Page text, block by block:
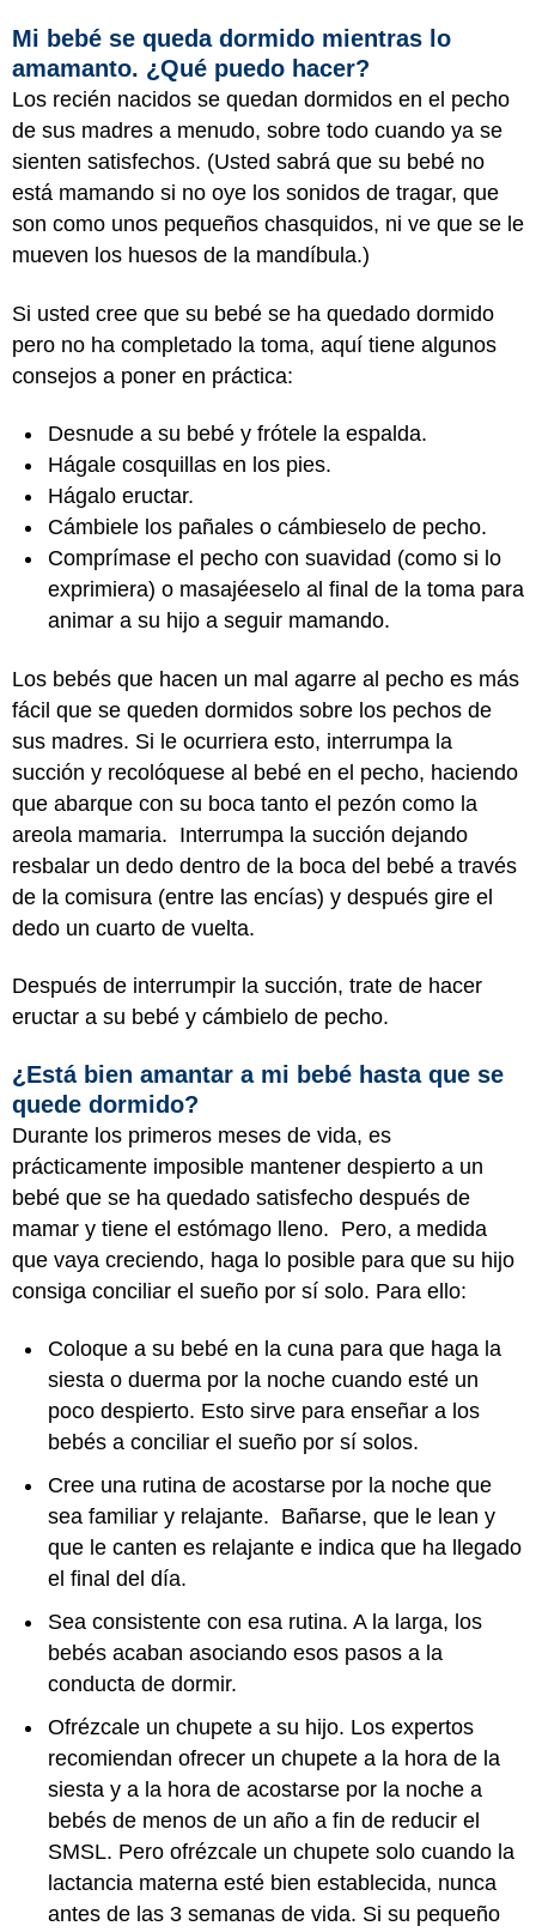
Mi bebé se queda dormido mientras lo
amamanto. ¿Qué puedo hacer?
Los recién nacidos se quedan dormidos en el pecho
de sus madres a menudo, sobre todo cuando ya se
sienten satisfechos. (Usted sabrá que su bebé no
está mamando si no oye los sonidos de tragar, que
son como unos pequeños chasquidos, ni ve que se le
mueven los huesos de la mandíbula.)
Si usted cree que su bebé se ha quedado dormido
pero no ha completado la toma, aquí tiene algunos
consejos a poner en práctica:
Desnude a su bebé y frótele la espalda.
Hágale cosquillas en los pies.
Hágalo eructar.
Cámbiele los pañales o cámbieselo de pecho.
Comprímase el pecho con suavidad (como si lo
exprimiera) o masajéeselo al final de la toma para
animar a su hijo a seguir mamando.
Los bebés que hacen un mal agarre al pecho es más
fácil que se queden dormidos sobre los pechos de
sus madres. Si le ocurriera esto, interrumpa la
succión y recolóquese al bebé en el pecho, haciendo
que abarque con su boca tanto el pezón como la
areola mamaria. Interrumpa la succión dejando
resbalar un dedo dentro de la boca del bebé a través
de la comisura (entre las encías) y después gire el
dedo un cuarto de vuelta.
Después de interrumpir la succión, trate de hacer
eructar a su bebé y cámbielo de pecho.
¿Está bien amantar a mi bebé hasta que se
quede dormido?
Durante los primeros meses de vida, es
prácticamente imposible mantener despierto a un
bebé que se ha quedado satisfecho después de
mamar y tiene el estómago lleno. Pero, a medida
que vaya creciendo, haga lo posible para que su hijo
consiga conciliar el sueño por sí solo. Para ello:
Coloque a su bebé en la cuna para que haga la
siesta o duerma por la noche cuando esté un
poco despierto. Esto sirve para enseñar a los
bebés a conciliar el sueño por sí solos.
Cree una rutina de acostarse por la noche que
sea familiar y relajante. Bañarse, que le lean y
que le canten es relajante e indica que ha llegado
el final del día.
Sea consistente con esa rutina. A la larga, los
bebés acaban asociando esos pasos a la
conducta de dormir.
Ofrézcale un chupete a su hijo. Los expertos
recomiendan ofrecer un chupete a la hora de la
siesta y a la hora de acostarse por la noche a
bebés de menos de un año a fin de reducir el
SMSL. Pero ofrézcale un chupete solo cuando la
lactancia materna esté bien establecida, nunca
antes de las 3 semanas de vida. Si su pequeño